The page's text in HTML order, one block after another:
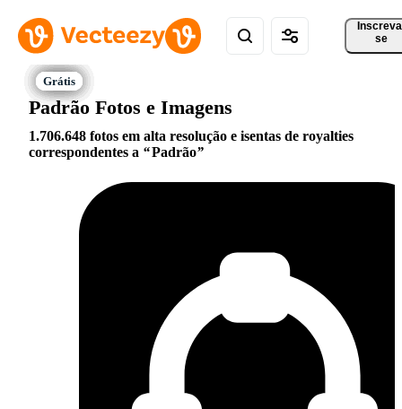
se
Padrão Fotos e Imagens
1.706.648 fotos em alta resolução e isentas de royalties
correspondentes a
Padrão